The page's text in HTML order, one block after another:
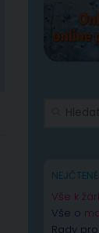
Vše k
Vše o
Rady